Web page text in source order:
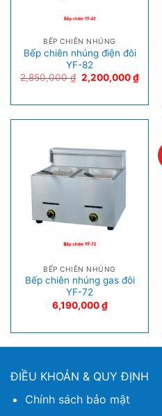
BẾP CHIÊN NHÚNG
Bếp chiên nhúng điện đôi
YF-82
2,850,000₫ 2,200,000₫
BẾP CHIÊN NHÚNG
Bếp chiên nhúng gas đôi
YF-72
6,190,000₫
ĐIỀU KHOẢN & QUY ĐỊNH
Chính sách bảo mật